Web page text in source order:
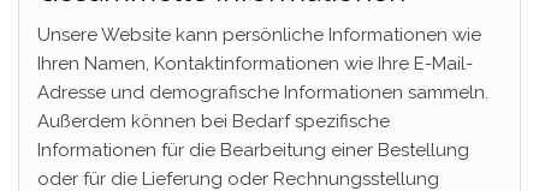
Unsere Website kann persönliche Informationen wie
Ihren Namen, Kontaktinformationen wie Ihre E-Mail-
Adresse und demografische Informationen sammeln.
Außerdem können bei Bedarf spezifische
Informationen für die Bearbeitung einer Bestellung
oder für die Lieferung oder Rechnungsstellung